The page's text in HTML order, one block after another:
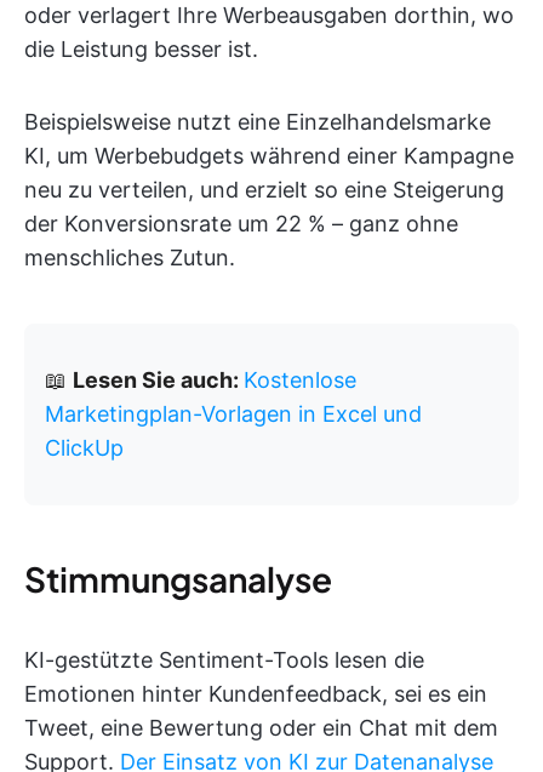
oder verlagert Ihre Werbeausgaben dorthin, wo
die Leistung besser ist.
Beispielsweise nutzt eine Einzelhandelsmarke
KI, um Werbebudgets während einer Kampagne
neu zu verteilen, und erzielt so eine Steigerung
der Konversionsrate um 22 % – ganz ohne
menschliches Zutun.
📖 Lesen Sie auch: Kostenlose
Marketingplan-Vorlagen in Excel und
ClickUp
Stimmungsanalyse
KI-gestützte Sentiment-Tools lesen die
Emotionen hinter Kundenfeedback, sei es ein
Tweet, eine Bewertung oder ein Chat mit dem
Support. Der Einsatz von KI zur Datenanalyse